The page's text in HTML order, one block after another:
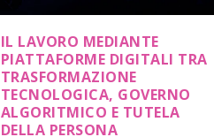
IL LAVORO MEDIANTE
PIATTAFORME DIGITALI TRA
TRASFORMAZIONE
TECNOLOGICA, GOVERNO
ALGORITMICO E TUTELA
DELLA PERSONA